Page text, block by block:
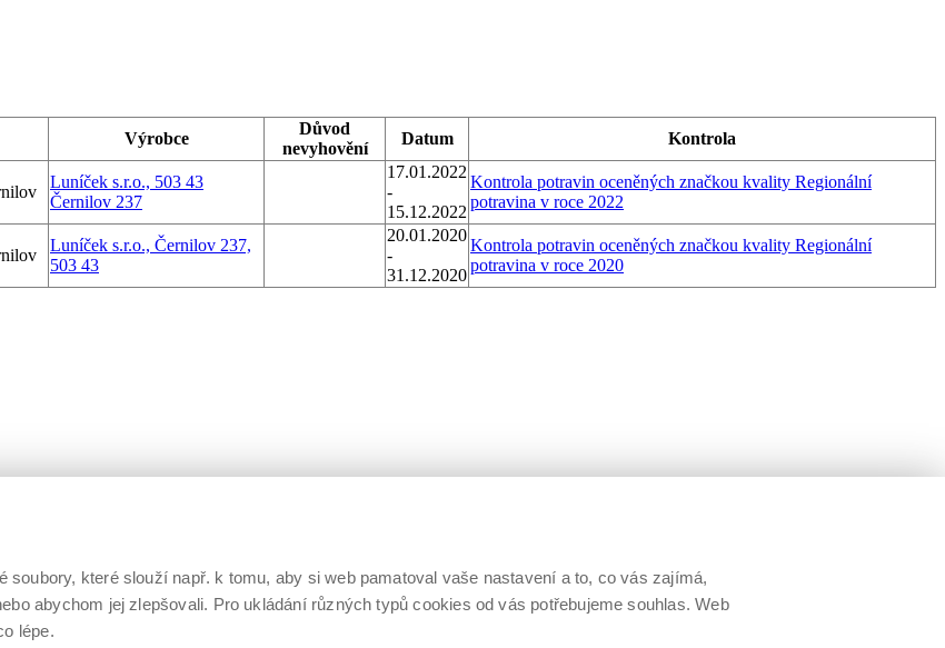
Výrobce
Důvod
nevyhovění
Datum Kontrola
Luníček s.r.o., 503 43
Černilov 237
17.01.2022
-
15.12.2022
Kontrola potravin oceněných značkou kvality Regionální
potravina v roce 2022
Luníček s.r.o., Černilov 237,
503 43
20.01.2020
-
31.12.2020
Kontrola potravin oceněných značkou kvality Regionální
potravina v roce 2020
soubory, které slouží např. k tomu, aby si web pamatoval vaše nastavení a to, co vás zajímá,
abychom jej zlepšovali. Pro ukládání různých typů cookies od vás potřebujeme souhlas. Web
lépe.